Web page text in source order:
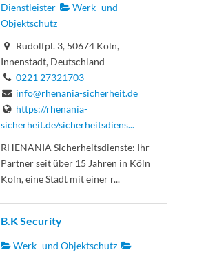
Dienstleister
Werk- und
Objektschutz
Rudolfpl. 3, 50674 Köln,
Innenstadt, Deutschland
0221 27321703
info@rhenania-sicherheit.de
https://rhenania-
sicherheit.de/sicherheitsdiens...
RHENANIA Sicherheitsdienste: Ihr
Partner seit über 15 Jahren in Köln
Köln, eine Stadt mit einer r...
B.K Security
Werk- und Objektschutz